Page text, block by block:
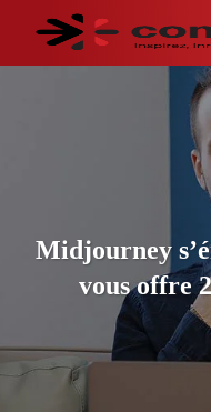
Midjourney
vous offre